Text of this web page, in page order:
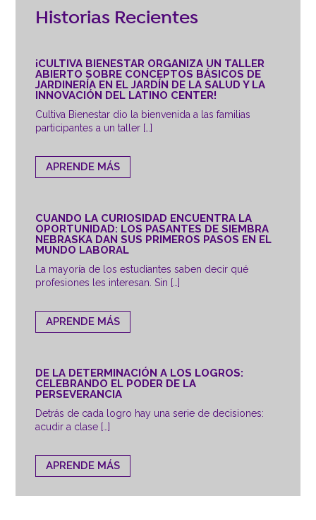
Historias Recientes
¡CULTIVA BIENESTAR ORGANIZA UN TALLER
ABIERTO SOBRE CONCEPTOS BÁSICOS DE
JARDINERÍA EN EL JARDÍN DE LA SALUD Y LA
INNOVACIÓN DEL LATINO CENTER!
Cultiva Bienestar dio la bienvenida a las familias
participantes a un taller […]
APRENDE MÁS
CUANDO LA CURIOSIDAD ENCUENTRA LA
OPORTUNIDAD: LOS PASANTES DE SIEMBRA
NEBRASKA DAN SUS PRIMEROS PASOS EN EL
MUNDO LABORAL
La mayoría de los estudiantes saben decir qué
profesiones les interesan. Sin […]
APRENDE MÁS
DE LA DETERMINACIÓN A LOS LOGROS:
CELEBRANDO EL PODER DE LA
PERSEVERANCIA
Detrás de cada logro hay una serie de decisiones:
acudir a clase […]
APRENDE MÁS